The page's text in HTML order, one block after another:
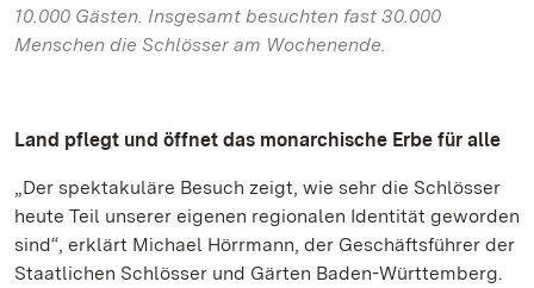
10.000 Gästen. Insgesamt besuchten fast 30.000
Menschen die Schlösser am Wochenende.
Land pflegt und öffnet das monarchische Erbe für alle
„Der spektakuläre Besuch zeigt, wie sehr die Schlösser
heute Teil unserer eigenen regionalen Identität geworden
sind“, erklärt Michael Hörrmann, der Geschäftsführer der
Staatlichen Schlösser und Gärten Baden-Württemberg.